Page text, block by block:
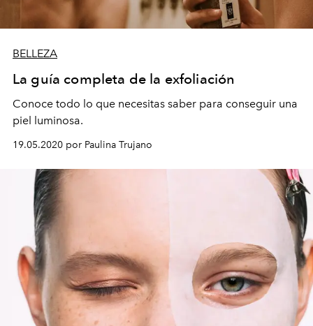
BELLEZA
La guía completa de la exfoliación
Conoce todo lo que necesitas saber para conseguir una
piel luminosa.
19.05.2020 por Paulina Trujano